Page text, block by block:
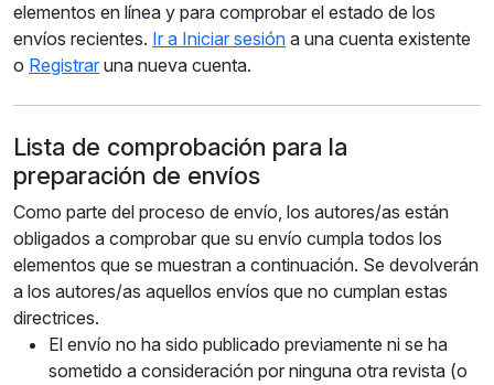
elementos en línea y para comprobar el estado de los
envíos recientes. Ir a Iniciar sesión a una cuenta existente
o Registrar una nueva cuenta.
Lista de comprobación para la
preparación de envíos
Como parte del proceso de envío, los autores/as están
obligados a comprobar que su envío cumpla todos los
elementos que se muestran a continuación. Se devolverán
a los autores/as aquellos envíos que no cumplan estas
directrices.
El envío no ha sido publicado previamente ni se ha
sometido a consideración por ninguna otra revista (o